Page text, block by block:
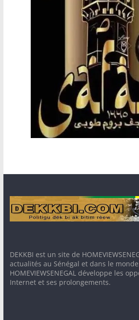
DEKKBI est un site de
actualités au Sénégal et dans le
HOMEVIEWSENEGAL développe les
Internet et ses prolongements.